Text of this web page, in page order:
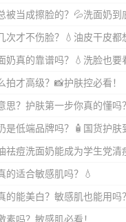
被当成擦脸的？💦洗面奶到
次才不伤脸？💧油皮干皮都
奶真的靠谱吗？💧洗脸也要
拍才高级？📸护肤控必看！
思？护肤第一步你真的懂吗
是低端品牌吗？🧴国货护肤
祛痘洗面奶能成为学生党清
？🔥
的适合敏感肌吗？💧
的能美白？敏感肌也能用吗
素吗？敏感肌必看！